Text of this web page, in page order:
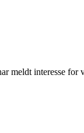
meldt interesse for